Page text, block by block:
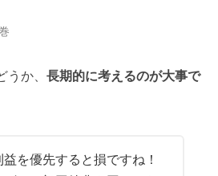
うか、 長期的に考えるのが大事で
益を優先すると損ですね！